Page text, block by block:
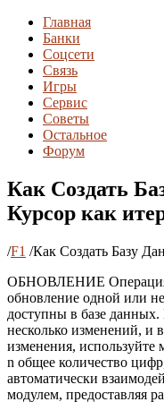
Главная
Банки
Соцсети
Связь
Игры
Сервис
Советы
Остальное
Форум
Как Создать
Курсор как
/F1 /Как Создать Базу
ОБНОВЛЕНИЕ Операция
обновление одной или
доступны в базе данных.
несколько изменений, и
изменения,
n общее количество
автоматически
модулем, предоставляя